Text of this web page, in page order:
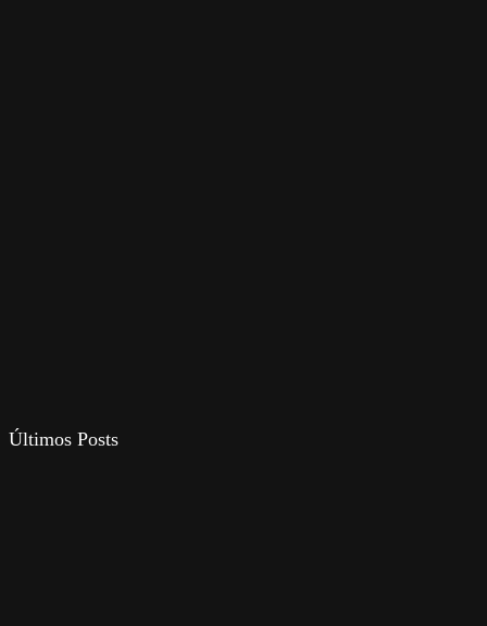
Últimos Posts